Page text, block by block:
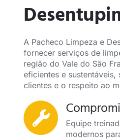
A Pacheco Limpeza e
fornecer serviços de
região do Vale do São
eficientes e
clientes e o respeito ao
Equipe
modernos